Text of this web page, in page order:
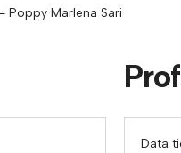
- Poppy Marlena Sari
Data